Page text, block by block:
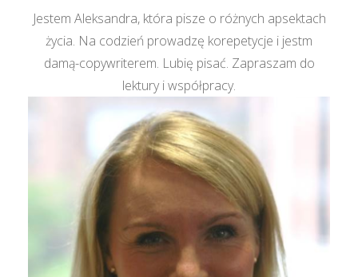
Jestem Aleksandra, która pisze o różnych apsektach
życia. Na codzień prowadzę korepetycje i jestm
damą-copywriterem. Lubię pisać. Zapraszam do
lektury i współpracy.